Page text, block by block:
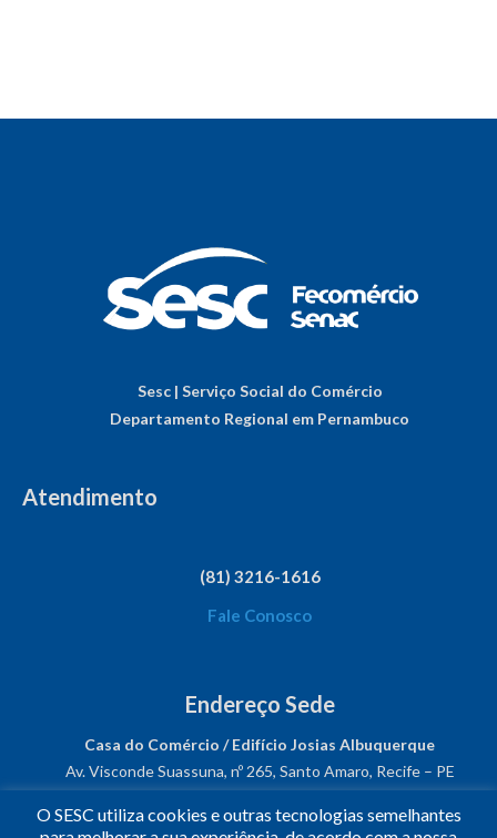
Sesc | Serviço Social do Comércio
Departamento Regional em Pernambuco
Atendimento
(81) 3216-1616
Fale Conosco
Endereço Sede
Casa do Comércio / Edifício Josias Albuquerque
Av. Visconde Suassuna, nº 265, Santo Amaro, Recife – PE
CNPJ: 03.482.931/0001-61
O SESC utiliza cookies e outras tecnologias semelhantes